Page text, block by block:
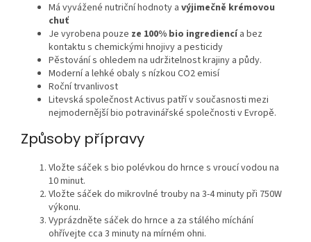
Má vyvážené nutriční hodnoty a výjimečně krémovou
chuť
Je vyrobena pouze ze 100% bio ingrediencí a bez
kontaktu s chemickými hnojivy a pesticidy
Pěstování s ohledem na udržitelnost krajiny a půdy.
Moderní a lehké obaly s nízkou CO2 emisí
Roční trvanlivost
Litevská společnost Activus patří v současnosti mezi
nejmodernější bio potravinářské společnosti v Evropě.
Způsoby přípravy
Vložte sáček s bio polévkou do hrnce s vroucí vodou na
10 minut.
Vložte sáček do mikrovlné trouby na 3-4 minuty při 750W
výkonu.
Vyprázdněte sáček do hrnce a za stálého míchání
ohřívejte cca 3 minuty na mírném ohni.